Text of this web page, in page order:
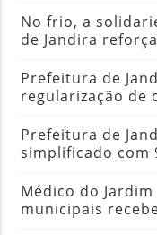
No frio, a
de Jandira
Prefeitura de
regularização de
Prefeitura de
simplificado com
Médico do
municipais